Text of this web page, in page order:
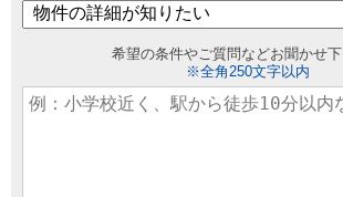
希望の条件やご質問などお聞かせ下
※全角250文字以内